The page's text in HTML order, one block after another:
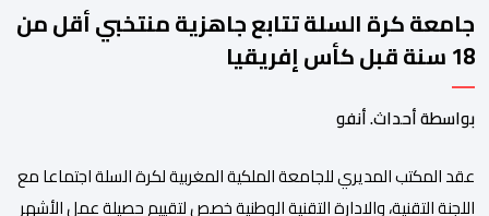
جامعة كرة السلة تتابع جاهزية منتخبي أقل من
18 سنة قبل كأس إفريقيا
بواسطة أحداث. أنفو
عقد المكتب المديري للجامعة الملكية المغربية لكرة السلة اجتماعا مع
اللجنة التقنية، والادارة التقنية الوطنية خصص لتقييم حصيلة عمل الأشهر